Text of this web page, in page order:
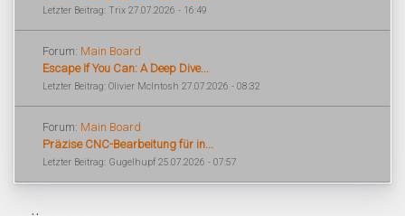
Letzter Beitrag: Trix 27.07.2026 - 16:49
Forum: Main Board
Escape If You Can: A Deep Dive...
Letzter Beitrag: Olivier McIntosh 27.07.2026 - 08:32
Forum: Main Board
Präzise CNC-Bearbeitung für in...
Letzter Beitrag: Gugelhupf 25.07.2026 - 07:57